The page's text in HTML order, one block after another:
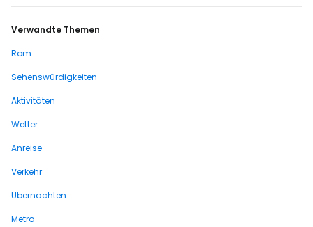
Verwandte Themen
Rom
Sehenswürdigkeiten
Aktivitäten
Wetter
Anreise
Verkehr
Übernachten
Metro